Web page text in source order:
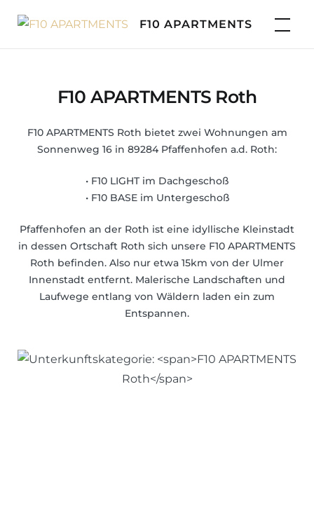
F10 APARTMENTS
F10 APARTMENTS Roth
F10 APARTMENTS Roth bietet zwei Wohnungen am
Sonnenweg 16 in 89284 Pfaffenhofen a.d. Roth:
• F10 LIGHT im Dachgeschoß
• F10 BASE im Untergeschoß
Pfaffenhofen an der Roth ist eine idyllische Kleinstadt
in dessen Ortschaft Roth sich unsere F10 APARTMENTS
Roth befinden. Also nur etwa 15km von der Ulmer
Innenstadt entfernt. Malerische Landschaften und
Laufwege entlang von Wäldern laden ein zum
Entspannen.